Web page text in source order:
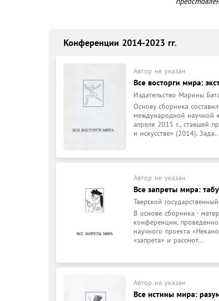
Конференции 2014-2023 гг.
Автор не указан
Все восторги мира:
Издательство Марины
Основу сборника
международной научной
апреля 2015 г., ставшей
и искусстве» (2014). Зада...
Автор не указан
Все запреты мира:
Тверской
В основе сборника -
конференции,
научного проекта
«запрета» и рассмот...
Автор не указан
Все истины мира: